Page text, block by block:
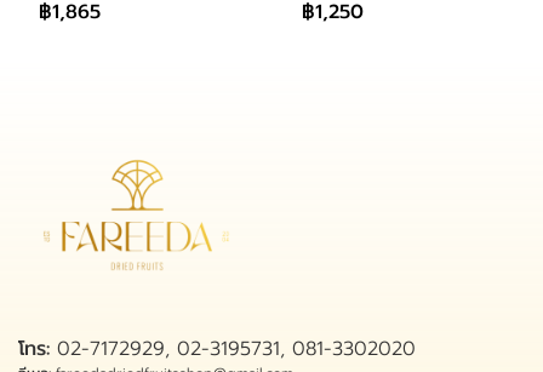
฿1,865
฿1,250
โทร: 02-7172929, 02-3195731, 081-3302020